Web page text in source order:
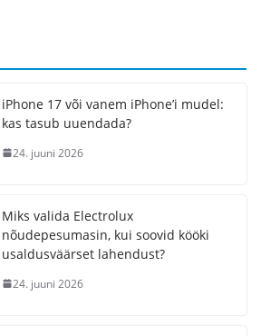
iPhone 17 või vanem iPhone’i mudel:
kas tasub uuendada?
24. juuni 2026
Miks valida Electrolux
nõudepesumasin, kui soovid kööki
usaldusväärset lahendust?
24. juuni 2026